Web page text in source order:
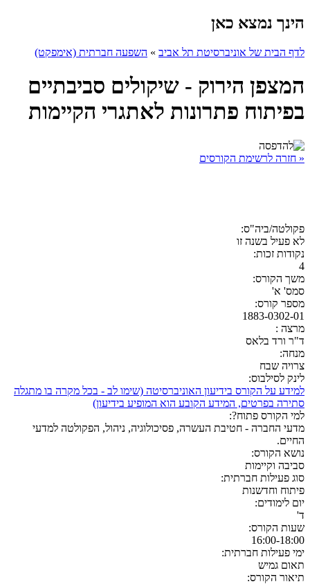
הינך נמצא כאן
לדף הבית של אוניברסיטת תל אביב » השפעה חברתית (אימפקט)
המצפן הירוק - שיקולים סביבתיים
בפיתוח פתרונות לאתגרי הקיימות
« חזרה לרשימת הקורסים
פקולטה/ביה"ס:
לא פעיל בשנה זו
נקודות זכות:
4
משך הקורס:
סמס' א'
מספר קורס:
1883-0302-01
מרצה :
ד"ר ורד בלאס
מנחה:
צרויה שבח
לינק לסילבוס:
למידע על הקורס בידיעון האוניברסיטה (שימו לב - בכל מקרה בו מתגלה
סתירה בפרטים, המידע הקובע הוא המופיע בידיעון)
למי הקורס פתוח?:
מדעי החברה - חטיבת העשרה, פסיכולוגיה, ניהול, הפקולטה למדעי
החיים.
נושא הקורס:
סביבה וקיימות
סוג פעילות חברתית:
פיתוח וחדשנות
יום לימודים:
ד'
שעות הקורס:
16:00-18:00
ימי פעילות חברתית:
תאום גמיש
תיאור הקורס: